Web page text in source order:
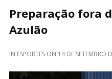
Preparação fora
Azulão
IN ESPORTES ON 14 DE SETEMBRO